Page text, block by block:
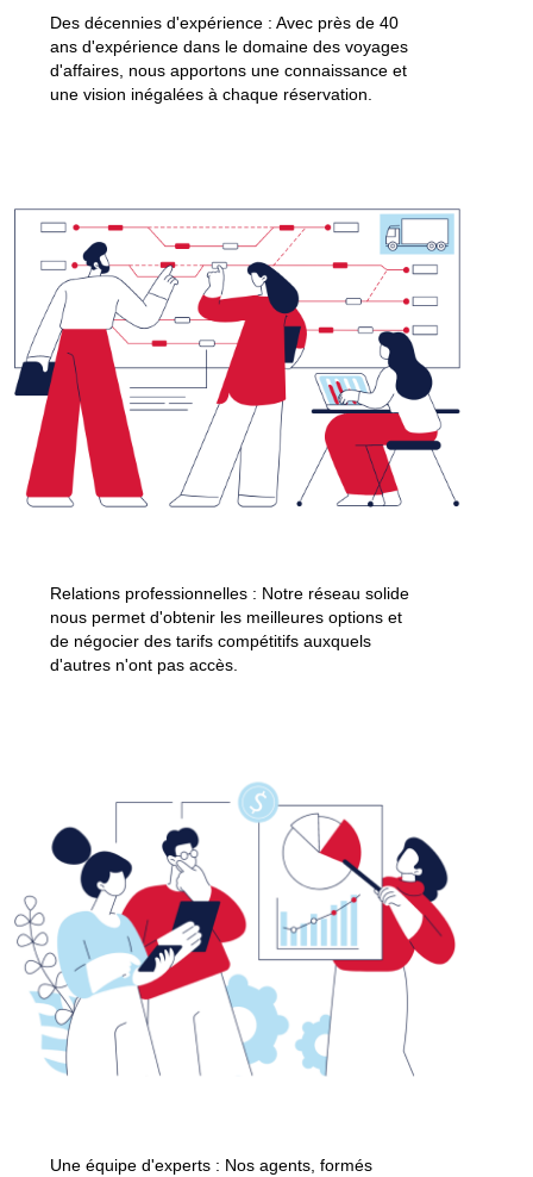
Des décennies d'expérience : Avec près de 40
ans d'expérience dans le domaine des voyages
d'affaires, nous apportons une connaissance et
une vision inégalées à chaque réservation.
Relations professionnelles : Notre réseau solide
nous permet d'obtenir les meilleures options et
de négocier des tarifs compétitifs auxquels
d'autres n'ont pas accès.
Une équipe d'experts : Nos agents, formés